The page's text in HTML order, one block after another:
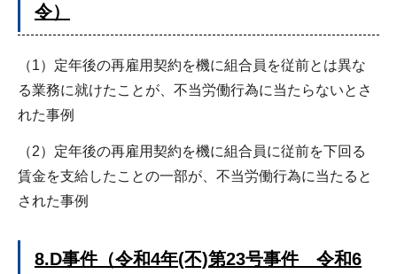
令）
（1）定年後の再雇用契約を機に組合員を従前とは異な
る業務に就けたことが、不当労働行為に当たらないとさ
れた事例
（2）定年後の再雇用契約を機に組合員に従前を下回る
賃金を支給したことの一部が、不当労働行為に当たると
された事例
8.D事件（令和4年(不)第23号事件 令和6